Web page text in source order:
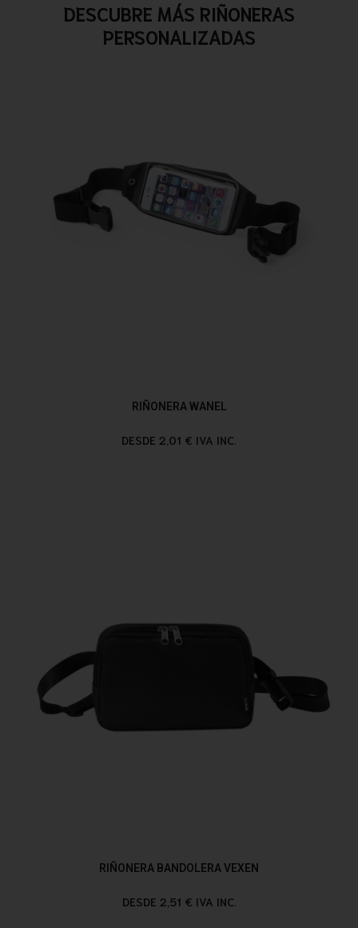
DESCUBRE MÁS RIÑONERAS
PERSONALIZADAS
RIÑONERA WANEL
DESDE 2,01 € IVA INC.
RIÑONERA BANDOLERA VEXEN
DESDE 2,51 € IVA INC.